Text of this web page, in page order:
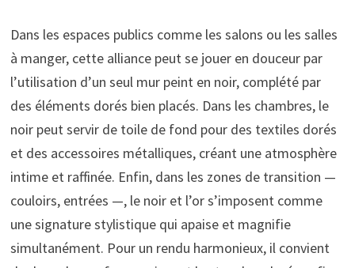
Dans les espaces publics comme les salons ou les salles
à manger, cette alliance peut se jouer en douceur par
l’utilisation d’un seul mur peint en noir, complété par
des éléments dorés bien placés. Dans les chambres, le
noir peut servir de toile de fond pour des textiles dorés
et des accessoires métalliques, créant une atmosphère
intime et raffinée. Enfin, dans les zones de transition —
couloirs, entrées —, le noir et l’or s’imposent comme
une signature stylistique qui apaise et magnifie
simultanément. Pour un rendu harmonieux, il convient